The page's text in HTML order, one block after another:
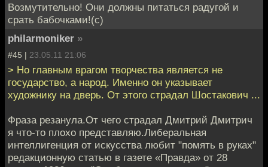
Возмутительно! Они должны питаться радугой и
срать бабочками!(с)
philarmoniker »
#45 | 23.05.11 21:06
> Но главным врагом творчества является не
государство, а народ. Именно он указывает
художнику на дверь. От этого страдал Шостакович ...
Фраза резанула.От чего страдал Дмитрий Дмитрич
я что-то плохо представляю.Либеральная
интеллигенция от искусства любит "помять в руках"
редакционную статью в газете «Правда» от 28